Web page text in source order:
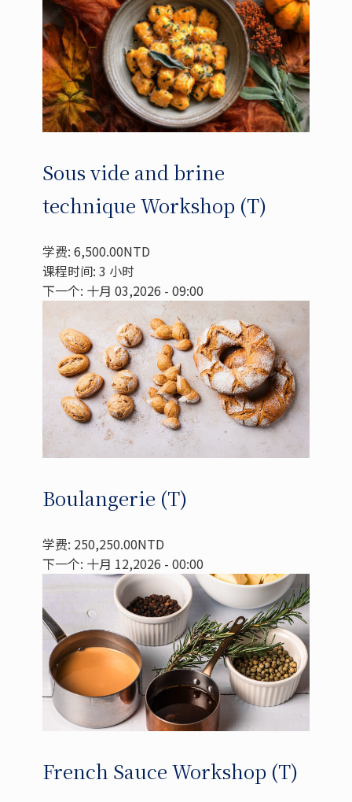
Sous vide and brine
technique Workshop (T)
学费: 6,500.00NTD
课程时间: 3 小时
下一个: 十月 03,2026 - 09:00
Boulangerie (T)
学费: 250,250.00NTD
下一个: 十月 12,2026 - 00:00
French Sauce Workshop (T)